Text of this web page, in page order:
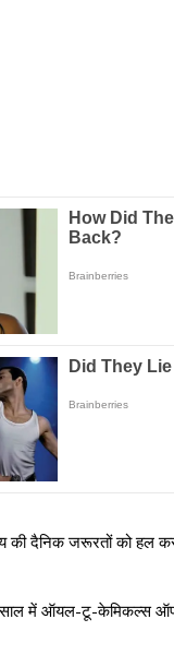
की दैनिक जरूरतों को हल
साल में ऑयल-टू-केमिकल्स